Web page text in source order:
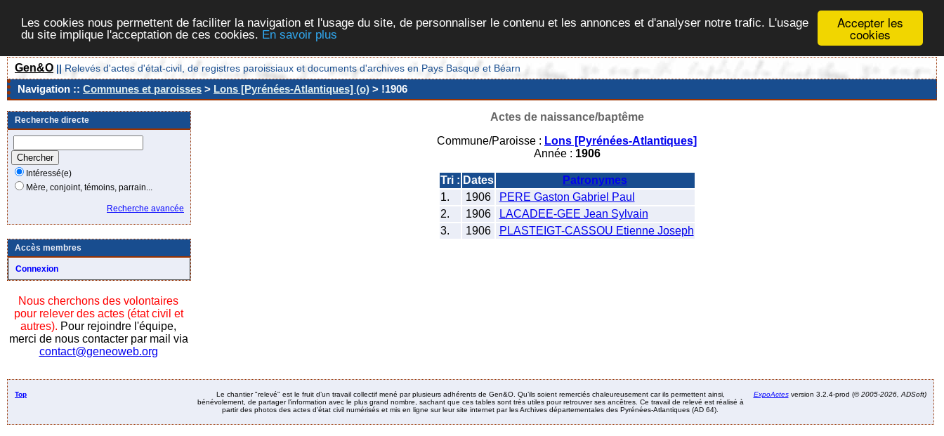
Accepter les
cookies
Les cookies nous permettent de faciliter la navigation et l'usage du site, de personnaliser le contenu et les annonces et d'analyser notre trafic. L'usage
du site implique l'acceptation de ces cookies. En savoir plus
Gen&O || Relevés d'actes d'état-civil, de registres paroissiaux et documents d'archives en Pays Basque et Béarn
Navigation :: Communes et paroisses > Lons [Pyrénées-Atlantiques] (o) > !1906
Recherche directe
Intéressé(e)
Mère, conjoint, témoins, parrain...
Recherche avancée
Accès membres
Connexion
Nous cherchons des volontaires
pour relever des actes (état civil et
autres). Pour rejoindre l'équipe,
merci de nous contacter par mail via
contact@geneoweb.org
Actes de naissance/baptême
Commune/Paroisse : Lons [Pyrénées-Atlantiques]
Année : 1906
Tri : Dates
Patronymes
1.
1906
PERE Gaston Gabriel Paul
2.
1906
LACADEE-GEE Jean Sylvain
3.
1906 PLASTEIGT-CASSOU Etienne Joseph
Top
Le chantier "relevé" est le fruit d’un travail collectif mené par plusieurs adhérents de Gen&O. Qu’ils soient remerciés chaleureusement car ils permettent ainsi,
bénévolement, de partager l’information avec le plus grand nombre, sachant que ces tables sont très utiles pour retrouver ses ancêtres. Ce travail de relevé est réalisé à
partir des photos des actes d’état civil numérisés et mis en ligne sur leur site internet par les Archives départementales des Pyrénées-Atlantiques (AD 64).
ExpoActesversion 3.2.4-prod (©2005-2026, ADSoft)